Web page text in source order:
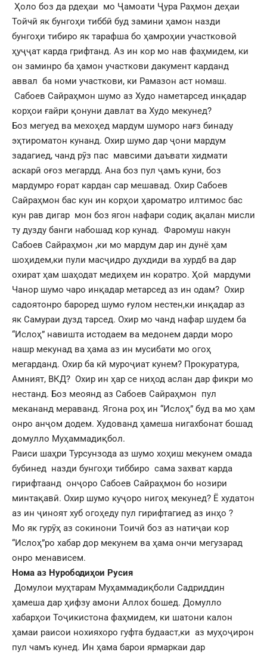
Ҳоло боз да рдеҳаи мо Ҷамоати Ҷура Раҳмон деҳаи
Тойчӣ як бунгоҳи тиббӣ буд замини ҳамон назди
бунгоҳи тибиро як тарафша бо ҳамроҳии участковой
ҳуҷҷат карда грифтанд. Аз ин кор мо нав фаҳмидем, ки
он заминро ба ҳамон участкови дакумент карданд
аввал ба номи участкови, ки Рамазон аст номаш.
Сабоев Сайраҳмон шумо аз Худо наметарсед инқадар
корҳои ғайри қонуни давлат ва Худо мекунед?
Боз мегуед ва мехоҳед мардум шуморо нағз бинаду
эҳтироматон кунанд. Охир шумо дар ҷони мардум
задагиед, чанд рӯз пас мавсими даъвати хидмати
аскарӣ оғоз мегардд. Ана боз пул ҷамъ куни, боз
мардумро ғорат кардан сар мешавад. Охир Сабоев
Сайраҳмон бас кун ин корҳои ҳароматро илтимос бас
кун рав дигар мон боз ягон нафари содиқ ақалан мисли
ту дузду банги набошад кор кунад. Фаромуш накун
Сабоев Сайраҳмон ,ки мо мардум дар ин дунё ҳам
шоҳидем,ки пули масҷидро духдиди ва хурдб ва дар
охират ҳам шаҳодат медиҳем ин коратро. Ҳой мардуми
Чанор шумо чаро инқадар метарсед аз ин одам? Охир
садоятонро бароред шумо ғулом нестен,ки инқадар аз
як Самураи дузд тарсед. Охир мо чанд нафар шудем ба
“Ислоҳ” навишта истодаем ва медонем дарди моро
нашр мекунад ва ҳама аз ин мусибати мо огоҳ
мегарданд. Охир ба кӣ муроҷиат кунем? Прокуратура,
Амният, ВКД? Охир ин ҳар се ниҳод аслан дар фикри мо
нестанд. Боз меоянд аз Сабоев Сайраҳмон пул
мекананд мераванд. Ягона роҳ ин “Ислоҳ” буд ва мо ҳам
онро анҷом додем. Худованд ҳамеша нигахбонат бошад
домулло Муҳаммадиқбол.
Раиси шаҳри Турсунзода аз шумо хоҳиш мекунем омада
бубинед назди бунгоҳи тиббиро сама захват карда
гирифтаанд онҷоро Сабоев Сайраҳмон бо нозири
минтақавӣ. Охир шумо куҷоро нигоҳ мекунед? Ё худатон
аз ин ҷиноят хуб огоҳеду пул гирифтагиед аз инҳо ?
Мо як гурӯҳ аз сокинони Тоичӣ боз аз натиҷаи кор
“Ислоҳ”ро хабар дор мекунем ва ҳама ончи мегузарад
онро менависем.
Нома аз Нурободиҳои Русия
Домулои муҳтарам Муҳаммадиқболи Садриддин
ҳамеша дар ҳифзу амони Аллох бошед. Домулло
хабарҳои Тоҷикистона фаҳмидем, ки шатони калон
ҳамаи раисои нохияхоро гуфта будааст,ки аз муҳоҷирон
пул чамъ кунед. Ин ҳама барои ярмаркаи дар